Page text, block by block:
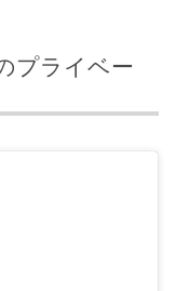
プライベー